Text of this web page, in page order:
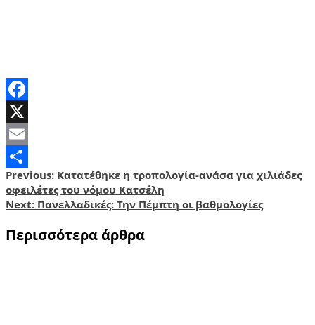
Facebook
X
Email
Share
Post
navigation
Previous: Κατατέθηκε η τροπολογία-ανάσα για χιλιάδες
οφειλέτες του νόμου Κατσέλη
Next: Πανελλαδικές: Την Πέμπτη οι βαθμολογίες
Περισσότερα άρθρα